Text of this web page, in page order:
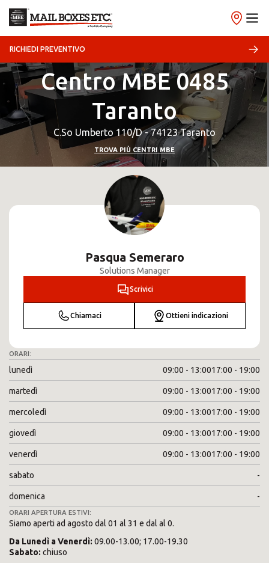
RICHIEDI PREVENTIVO
Centro MBE 0485
Taranto
C.So Umberto 110/D - 74123 Taranto
TROVA PIÙ CENTRI MBE
Pasqua Semeraro
Solutions Manager
Scrivici
Chiamaci Ottieni indicazioni
ORARI:
lunedì 09:00 - 13:0017:00 - 19:00
martedì 09:00 - 13:0017:00 - 19:00
mercoledì 09:00 - 13:0017:00 - 19:00
giovedì 09:00 - 13:0017:00 - 19:00
venerdì 09:00 - 13:0017:00 - 19:00
sabato -
domenica -
ORARI APERTURA ESTIVI:
Siamo aperti ad agosto dal 01 al 31 e dal al 0.
Da Lunedì aVenerdì: 09.00-13.00; 17.00-19.30
Sabato: chiuso